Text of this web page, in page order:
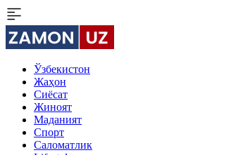
Ўзбекистон
Жаҳон
Сиёсат
Жиноят
Маданият
Спорт
Cаломатлик